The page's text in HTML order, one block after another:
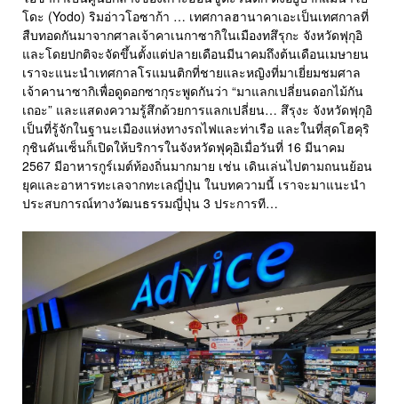
โดะ (Yodo) ริมอ่าวโอซาก้า … เทศกาลฮานาคาเอะเป็นเทศกาลที่
สืบทอดกันมาจากศาลเจ้าคาเนกาซากิในเมืองทสึรุกะ จังหวัดฟุกุอิ
และโดยปกติจะจัดขึ้นตั้งแต่ปลายเดือนมีนาคมถึงต้นเดือนเมษายน
เราจะแนะนำเทศกาลโรแมนติกที่ชายและหญิงที่มาเยี่ยมชมศาล
เจ้าคานาซากิเพื่อดูดอกซากุระพูดกันว่า “มาแลกเปลี่ยนดอกไม้กัน
เถอะ” และแสดงความรู้สึกด้วยการแลกเปลี่ยน… สึรุงะ จังหวัดฟุกุอิ
เป็นที่รู้จักในฐานะเมืองแห่งทางรถไฟและท่าเรือ และในที่สุดโฮคุริ
กุชินคันเซ็นก็เปิดให้บริการในจังหวัดฟุคุอิเมื่อวันที่ 16 มีนาคม
2567 มีอาหารกูร์เมต์ท้องถิ่นมากมาย เช่น เดินเล่นไปตามถนนย้อน
ยุคและอาหารทะเลจากทะเลญี่ปุ่น ในบทความนี้ เราจะมาแนะนำ
ประสบการณ์ทางวัฒนธรรมญี่ปุ่น 3 ประการที…